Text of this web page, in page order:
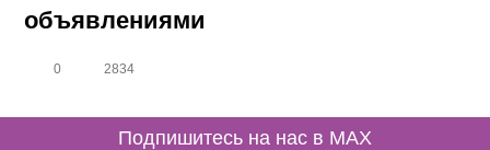
объявлениями
0 2834
Подпишитесь на нас в MAX